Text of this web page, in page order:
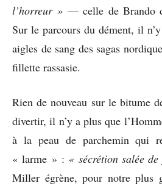
l’horreur » — celle de Brando
Sur le parcours du dément, il
aigles de sang des sagas
fillette rassasie.
Rien de nouveau sur le bitume
divertir, il n’y a plus que
à la peau de parchemin qui
« larme » : « sécrétion salée
Miller égrène, pour notre plus